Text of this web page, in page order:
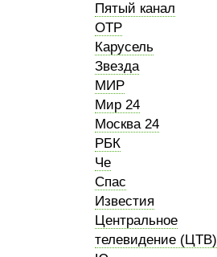
Пятый канал
ОТР
Карусель
Звезда
МИР
Мир 24
Москва 24
РБК
Че
Спас
Известия
Центральное
телевидение (ЦТВ)